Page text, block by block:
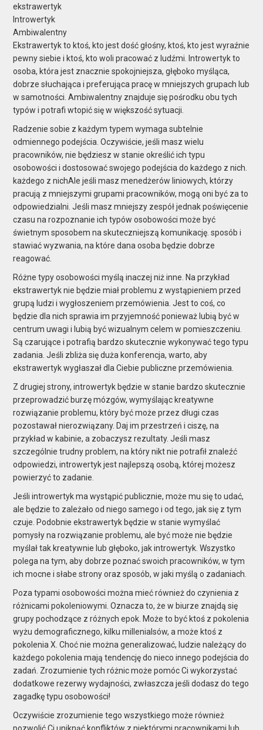
ekstrawertyk
Introwertyk
Ambiwalentny
Ekstrawertyk to ktoś, kto jest dość głośny, ktoś, kto jest wyraźnie
pewny siebie i ktoś, kto woli pracować z ludźmi. Introwertyk to
osoba, która jest znacznie spokojniejsza, głęboko myśląca,
dobrze słuchająca i preferująca pracę w mniejszych grupach lub
w samotności. Ambiwalentny znajduje się pośrodku obu tych
typów i potrafi wtopić się w większość sytuacji.
Radzenie sobie z każdym typem wymaga subtelnie
odmiennego podejścia. Oczywiście, jeśli masz wielu
pracowników, nie będziesz w stanie określić ich typu
osobowości i dostosować swojego podejścia do każdego z nich.
każdego z nichAle jeśli masz menedżerów liniowych, którzy
pracują z mniejszymi grupami pracowników, mogą oni być za to
odpowiedzialni. Jeśli masz mniejszy zespółjednakpoświęcenie
czasu na rozpoznanie ich typów osobowości może być
świetnym sposobem na skuteczniejszą komunikację.sposób i
stawiać wyzwania, na które dana osoba będzie dobrze
reagować.
Różne typy osobowości myślą inaczej niż inne. Na przykład
ekstrawertyk nie będzie miał problemu z wystąpieniem przed
grupą ludzi i wygłoszeniem przemówienia. Jest to coś, co
będzie dla nichsprawia im przyjemnośćponieważ lubią być w
centrum uwagi i lubią być wizualnym celem w pomieszczeniu.
Są czarujące i potrafią bardzo skutecznie wykonywać tego typu
zadania. Jeśli zbliża się duża konferencja, warto, aby
ekstrawertyk wygłaszał dla Ciebie publiczne przemówienia.
Z drugiej strony, introwertyk będzie w stanie bardzo skutecznie
przeprowadzić burzę mózgów, wymyślając kreatywne
rozwiązanie problemu, który być może przez długi czas
pozostawał nierozwiązany. Daj im przestrzeń i ciszę, na
przykład w kabinie, a zobaczysz rezultaty. Jeśli masz
szczególnie trudny problem, na który nikt nie potrafił znaleźć
odpowiedzi, introwertyk jest najlepszą osobą, której możesz
powierzyć to zadanie.
Jeśli introwertyk ma wystąpić publicznie, może mu się to udać,
ale będzie to zależało od niego samego i od tego, jak się z tym
czuje. Podobnie ekstrawertyk będzie w stanie wymyślać
pomysły na rozwiązanie problemu, ale być może nie będzie
myślał tak kreatywnie lub głęboko, jak introwertyk. Wszystko
polega na tym, aby dobrze poznać swoich pracowników, w tym
ich mocne i słabe strony oraz sposób, w jaki myślą o zadaniach.
Poza typami osobowości można mieć również do czynienia z
różnicami pokoleniowymi. Oznacza to, że w biurze znajdą się
grupy pochodzące z różnych epok. Może to być ktoś z pokolenia
wyżu demograficznego, kilku millenialsów, a może ktoś z
pokolenia X. Choć nie można generalizować, ludzie należący do
każdego pokolenia mają tendencję do nieco innego podejścia do
zadań. Zrozumienie tych różnic może pomóc Ci wykorzystać
dodatkowe rezerwy wydajności, zwłaszcza jeśli dodasz do tego
zagadkę typu osobowości!
Oczywiście zrozumienie tego wszystkiego może również
pozwolić Ci uniknąć konfliktów z niektórymi pracownikami lub